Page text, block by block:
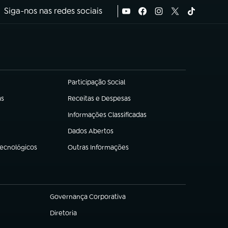
Siga-nos nas redes sociais
Participação Social
(abre em nova aba)
Receitas e Despesas
(abre em nova aba)
Informações Classificadas
(abre em nova aba)
Dados Abertos
(abre em nova aba)
Outras Informações
(abre em nova aba)
Governança Corporativa
(abre em nova aba)
Diretoria
(abre em nova aba)